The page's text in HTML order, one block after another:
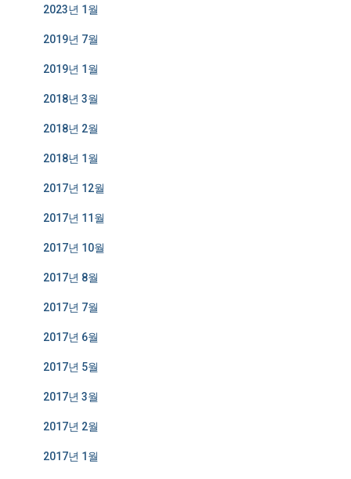
2023년 1월
2019년 7월
2019년 1월
2018년 3월
2018년 2월
2018년 1월
2017년 12월
2017년 11월
2017년 10월
2017년 8월
2017년 7월
2017년 6월
2017년 5월
2017년 3월
2017년 2월
2017년 1월